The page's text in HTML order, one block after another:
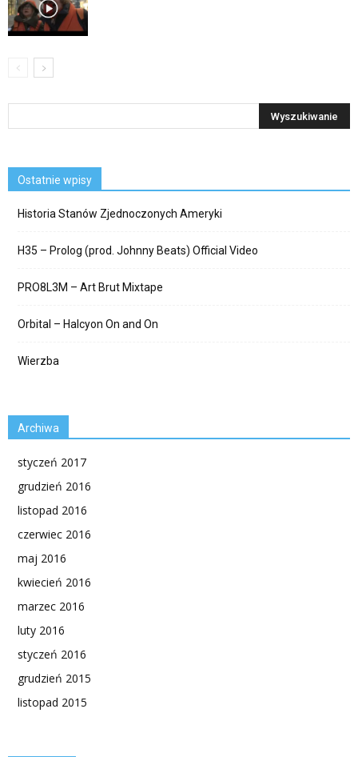
Ostatnie wpisy
Historia Stanów Zjednoczonych Ameryki
H35 – Prolog (prod. Johnny Beats) Official Video
PRO8L3M – Art Brut Mixtape
Orbital – Halcyon On and On
Wierzba
Archiwa
styczeń 2017
grudzień 2016
listopad 2016
czerwiec 2016
maj 2016
kwiecień 2016
marzec 2016
luty 2016
styczeń 2016
grudzień 2015
listopad 2015